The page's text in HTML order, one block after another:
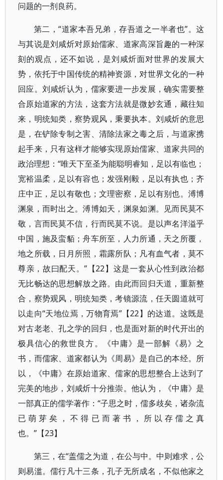
问题的一剂良药。
第二，“道家本吾兄弟，存吾道之一半者也”。这
与其说是刘咸炘对原始儒家、道家高深旨趣的一种深
刻的观点，还不如说，是刘咸炘面对世界的发展大
势，依托于中国传统的精神资源，对世界文化的一种
回应。刘咸炘认为，儒家要进一步发展，确实需要整
合原始道家的方法，这套方法就是微妙玄通，藏往知
来，明统知类，察势观风，秉要执本。刘咸炘的意思
是，在铲除专制之害、清除法家之毒之后，与道家携
起手来，只有这样才能够实现原始儒家、道家共同的
政治理想：“唯天下至圣为能聪明睿知，足以有临也；
宽裕温柔，足以有容也；发强刚毅，足以有执也；齐
庄中正，足以有敬也；文理密察，足以有别也。溥博
渊泉，而时出之。溥博如天，渊泉如渊。见而民莫不
敬，言而民莫不信，行而民莫不说。是以声名洋溢乎
中国，施及蛮貊；舟车所至，人力所通，天之所覆，
地之所载，日月所照，霜露所队；凡有血气者，莫不
尊亲，故曰配天。”【22】这是一套从心性到政治都
无比畅达的思想解放之路。由此而回归天道，重新整
合，察势观风，明统知类，考镜源流，任天圆道就可
以走向“天地位焉，万物育焉”【22】的达道。这既是
对古老老、孔之学的回归，也是面对新的时代开出的
极具信心的救世良方。《中庸》是一部解《易》之
书，而儒家、道家都认为《周易》是自己的本经。所
以，《中庸》在原始道家、儒家的思想整合上达到了
完美的地步，刘咸炘十分推崇。他认为，《中庸》是
一部真正的儒学著作：“子思之时，儒多歧矣，诸杂流
已萌芽矣，不得已而著书，所以存儒之真
也。”【23】
第三，在“盖儒之为道，在公与中。中则难求，公
则易滥。儒行凡十三条，孔子无所成名，不似他家之